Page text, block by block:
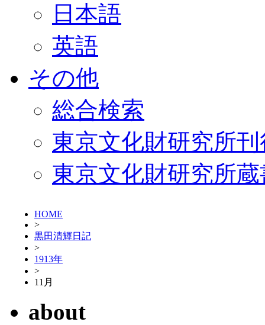
日本語
英語
その他
総合検索
東京文化財研究所
東京文化財研究所
HOME
>
黒田清輝日記
>
1913年
>
11月
about